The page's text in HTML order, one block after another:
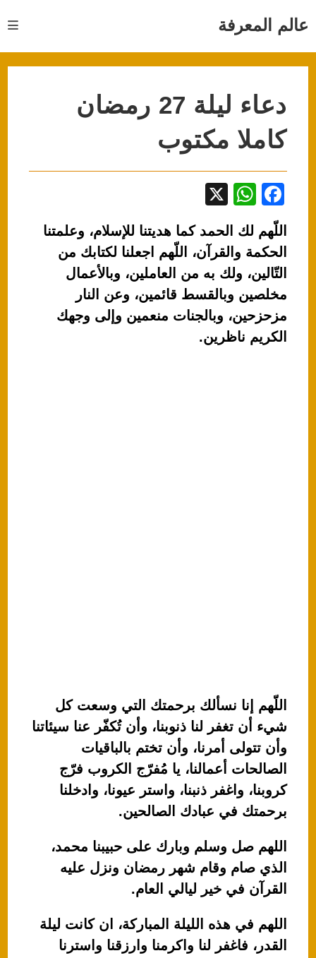
عالم المعرفة
دعاء ليلة 27 رمضان
كاملا مكتوب
F
c
e
b
o
o
k
W
at
s
A
p
p
اللّهم لك الحمد كما هديتنا للإسلام، وعلمتنا
الحكمة والقرآن، اللّهم اجعلنا لكتابك من
التّالين، ولك به من العاملين، وبالأعمال
مخلصين وبالقسط قائمين، وعن النار
مزحزحين، وبالجنات منعمين وإلى وجهك
الكريم ناظرين.
اللّهم إنا نسألك برحمتك التي وسعت كل
شيء أن تغفر لنا ذنوبنا، وأن تُكفّر عنا سيئاتنا
وأن تتولى أمرنا، وأن تختم بالباقيات
الصالحات أعمالنا، يا مُفرّج الكروب فرّج
كروبنا، واغفر ذنبنا، واستر عيونا، وادخلنا
برحمتك في عبادك الصالحين.
اللهم صل وسلم وبارك على حبيبنا محمد،
الذي صام وقام شهر رمضان ونزل عليه
القرآن في خير ليالي العام.
اللهم في هذه الليلة المباركة، ان كانت ليلة
القدر، فاغفر لنا واكرمنا وارزقنا واسترنا